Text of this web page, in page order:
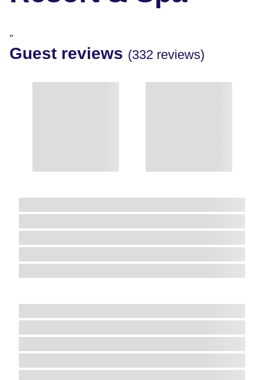
"
Guest reviews (332 reviews)